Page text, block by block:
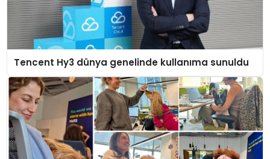
Tencent Hy3 dünya genelinde kullanıma sunuldu